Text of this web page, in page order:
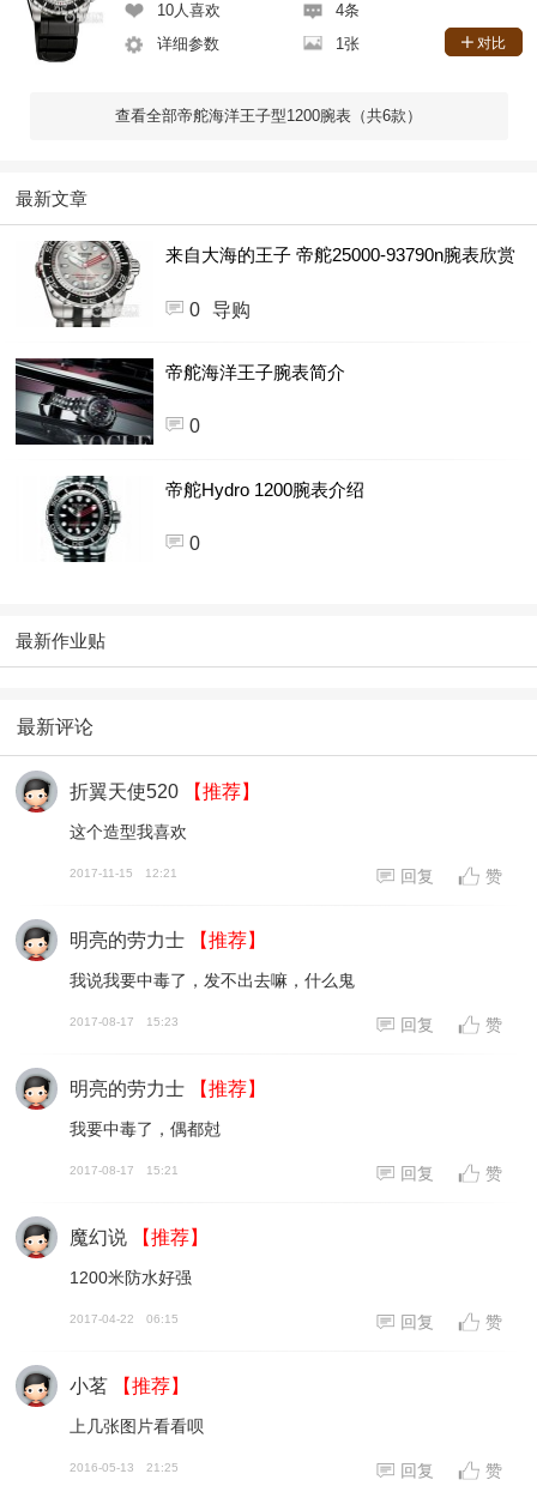
10人喜欢
4条
详细参数
1张 对比
查看全部帝舵海洋王子型1200腕表（共6款）
最新文章
来自大海的王子 帝舵25000-93790n腕表欣赏
0 导购
帝舵海洋王子腕表简介
0
帝舵Hydro 1200腕表介绍
0
最新作业贴
最新评论
折翼天使520 【推荐】
这个造型我喜欢
2017-11-15 12:21 回复 赞
明亮的劳力士 【推荐】
我说我要中毒了，发不出去嘛，什么鬼
2017-08-17 15:23 回复 赞
明亮的劳力士 【推荐】
我要中毒了，偶都尅
2017-08-17 15:21 回复 赞
魔幻说 【推荐】
1200米防水好强
2017-04-22 06:15 回复 赞
小茗 【推荐】
上几张图片看看呗
2016-05-13 21:25 回复 赞